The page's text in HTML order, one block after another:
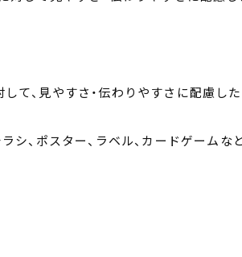
て、見やすさ・伝わりやすさに配慮した
ラシ、ポスター、ラベル、カードゲームな